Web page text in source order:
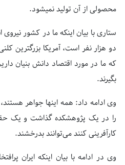
محصولی از آن تولید نمی‎شود.
ستاری با بیان اینکه ما در کشور نیروی
دو هزار نفر است، آمریکا
که ما در مورد اقتصاد دانش بنیان
بگیرند.
وی ادامه داد: همه اینها جواهر هستند،
را در یک پژوهشکده گذاشت و یک
کارآفرینی کنند می‌توانند بدرخشند.
وی در ادامه با بیان اینکه ایران